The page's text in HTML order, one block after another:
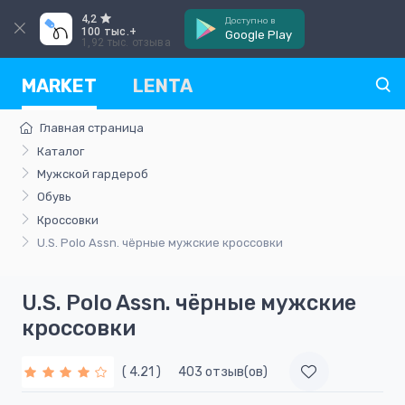
4,2
100 тыс.+
1,92 тыс. отзыва
Доступно в
Google Play
MARKET LENTA
Главная страница
Каталог
Мужской гардероб
Обувь
Кроссовки
U.S. Polo Assn. чёрные мужские кроссовки
U.S. Polo Assn. чёрные мужские
кроссовки
( 4.21 ) 403 отзыв(ов)